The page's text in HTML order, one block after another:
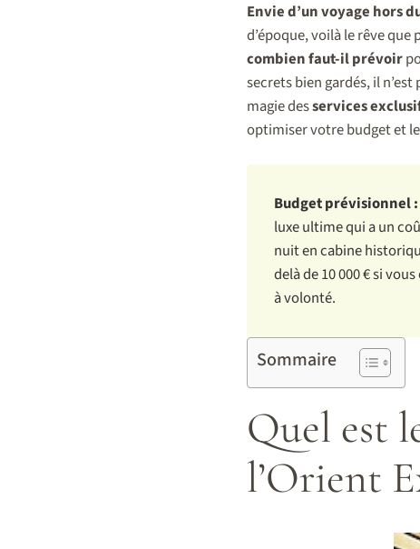
Envie d’un voyage hors
d’époque, voilà le rêve que
combien faut-il prévoir
secrets bien gardés, il
magie desservices
optimiser votre budget et
Budget prévisionnel :
luxe ultime qui a un
nuit en cabine
delà de 10 000 € si
à volonté.
Sommaire
Quel est
l’Orient